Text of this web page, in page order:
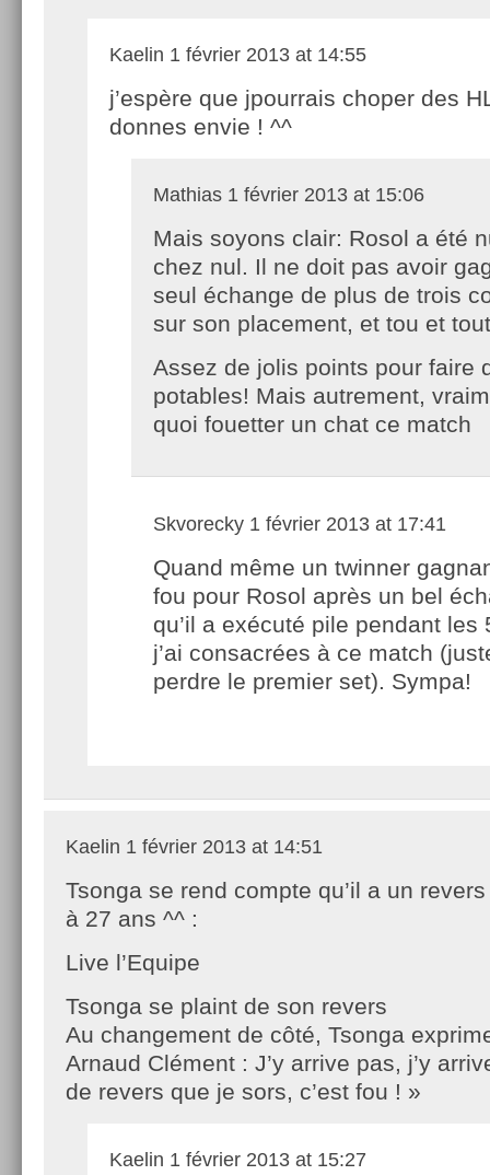
Kaelin 1 février 2013 at 14:55
j’espère que jpourrais choper des
donnes envie ! ^^
Mathias 1 février 2013 at 15:06
Mais soyons clair: Rosol a été
chez nul. Il ne doit pas avoir
seul échange de plus de trois
sur son placement, et tou et
Assez de jolis points pour faire
potables! Mais autrement,
quoi fouetter un chat ce match
Skvorecky 1 février 2013 at 17:41
Quand même un twinner
fou pour Rosol après un bel
qu’il a exécuté pile pendant les
j’ai consacrées à ce match
perdre le premier set). Sympa!
Kaelin 1 février 2013 at 14:51
Tsonga se rend compte qu’il a un
à 27 ans ^^ :
Live l’Equipe
Tsonga se plaint de son revers
Au changement de côté, Tsonga
Arnaud Clément : J’y arrive pas, j’y
de revers que je sors, c’est fou ! »
Kaelin 1 février 2013 at 15:27